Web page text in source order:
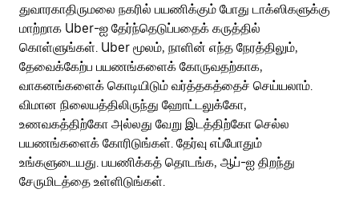
துவாரகாதிருமலை நகரில் பயணிக்கும் போது டாக்ஸிகளுக்கு
மாற்றாக Uber-ஐ தேர்ந்தெடுப்பதைக் கருத்தில்
கொள்ளுங்கள். Uber மூலம், நாளின் எந்த நேரத்திலும்,
தேவைக்கேற்ப பயணங்களைக் கோருவதற்காக,
வாகனங்களைக் கொடியிடும் வர்த்தகத்தைச் செய்யலாம்.
விமான நிலையத்திலிருந்து ஹோட்டலுக்கோ,
உணவகத்திற்கோ அல்லது வேறு இடத்திற்கோ செல்ல
பயணங்களைக் கோரிடுங்கள். தேர்வு எப்போதும்
உங்களுடையது. பயணிக்கத் தொடங்க, ஆப்-ஐ திறந்து
சேருமிடத்தை உள்ளிடுங்கள்.